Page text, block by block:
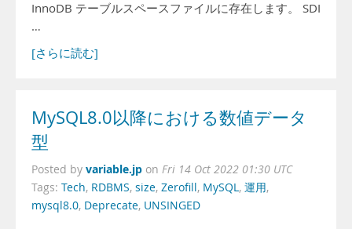
InnoDB テーブルスペースファイルに存在します。 SDI
…
[さらに読む]
MySQL8.0以降における数値データ
型
Posted by variable.jp on Fri 14 Oct 2022 01:30 UTC
Tags: Tech, RDBMS, size, Zerofill, MySQL, 運用,
mysql8.0, Deprecate, UNSINGED